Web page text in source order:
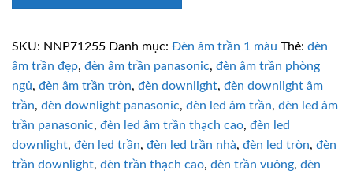
vuông
NNP71255
ánh
sáng
trắng
số
SKU: NNP71255 Danh mục: Đèn âm trần 1 màu Thẻ: đèn
âm trần đẹp, đèn âm trần panasonic, đèn âm trần phòng
ngủ, đèn âm trần tròn, đèn downlight, đèn downlight âm
trần, đèn downlight panasonic, đèn led âm trần, đèn led âm
trần panasonic, đèn led âm trần thạch cao, đèn led
downlight, đèn led trần, đèn led trần nhà, đèn led tròn, đèn
trần downlight, đèn trần thạch cao, đèn trần vuông, đèn